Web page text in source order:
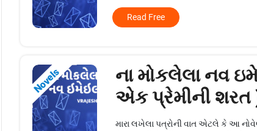
Read Free
Novels
ના મોકલેલા નવ
એક પ્રેમીની શરત
મારા લખેલા પત્રોની વાત એટલે કે આ